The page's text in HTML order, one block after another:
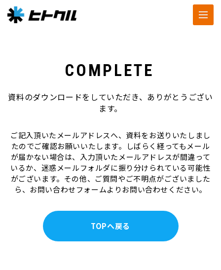
COMPLETE
資料のダウンロードをしていただき、ありがとうござい
ます。
ご記入頂いたメールアドレスへ、資料をお送りいたしまし
たのでご確認お願いいたします。しばらく経ってもメール
が届かない場合は、入力頂いたメールアドレスが間違って
いるか、迷惑メールフォルダに振り分けられている可能性
がございます。その他、ご質問やご不明点がございました
ら、お問い合わせフォームよりお問い合わせください。
TOPへ戻る